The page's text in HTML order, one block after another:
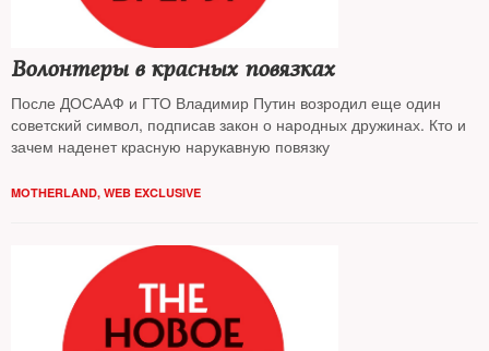
Волонтеры в красных повязках
После ДОСААФ и ГТО Владимир Путин возродил еще один
советский символ, подписав закон о народных дружинах. Кто и
зачем наденет красную нарукавную повязку
MOTHERLAND, WEB EXCLUSIVE